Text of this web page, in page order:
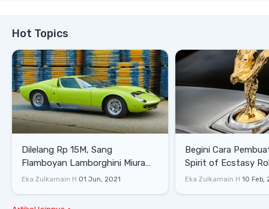
Hot Topics
Dilelang Rp 15M, Sang
Flamboyan Lamborghini Miura
P400 S
Eka Zulkarnain H 01 Jun, 2021
Begini Cara
Spirit of Ecstasy
Eka Zulkarnain H 10 Feb,